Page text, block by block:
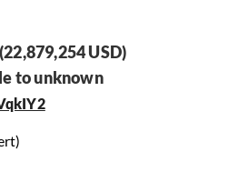
USD)
to unknown